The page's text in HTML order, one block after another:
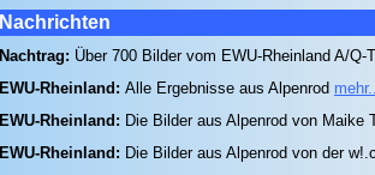
Nachrichten
Nachtrag: Über 700 Bilder vom EWU-Rheinland A/
EWU-Rheinland: Alle Ergebnisse aus Alpenrod
EWU-Rheinland: Die Bilder aus Alpenrod von Maike
EWU-Rheinland: Die Bilder aus Alpenrod von der